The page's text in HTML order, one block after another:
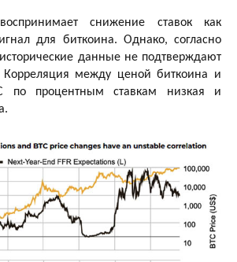
снижение ставок как
для биткоина. Однако, согласно
данные не подтверждают
Корреляция между ценой биткоина и
по процентным ставкам низкая и